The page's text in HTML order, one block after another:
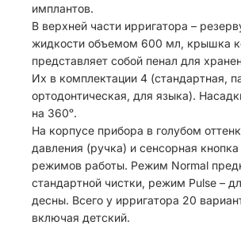
имплантов.
В верхней части ирригатора –
жидкости объемом 600 мл, крышка
представляет собой пенал для
Их в комплектации 4 (стандартная,
ортодонтическая, для языка).
на 360ᵒ.
На корпусе прибора в голубом
давления (ручка) и сенсорная
режимов работы. Режим Normal
стандартной чистки, режим Pulse –
десны. Всего у ирригатора 20
включая детский.